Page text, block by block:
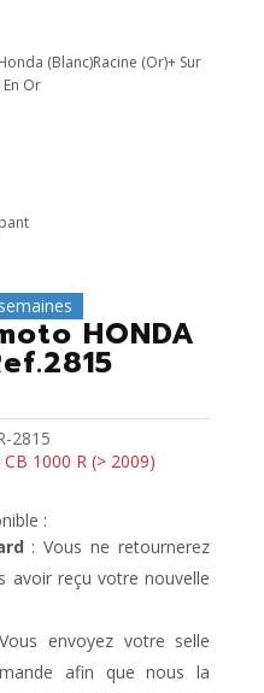
(blanc)racine (or)+ Sur
Or
HONDA
2815
1000 R (> 2009)
:
: Vous ne retournerez
avoir reçu votre nouvelle
envoyez votre selle
afin que nous la